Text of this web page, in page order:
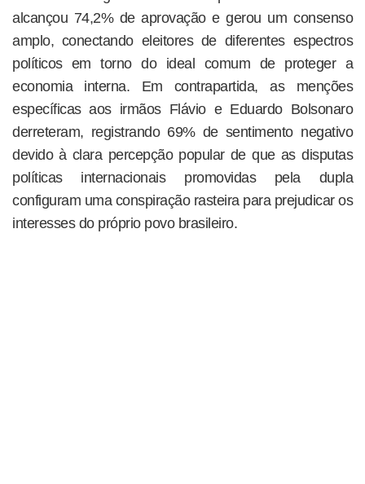
alcançou 74,2% de aprovação e gerou um consenso
amplo, conectando eleitores de diferentes espectros
políticos em torno do ideal comum de proteger a
economia interna. Em contrapartida, as menções
específicas aos irmãos Flávio e Eduardo Bolsonaro
derreteram, registrando 69% de sentimento negativo
devido à clara percepção popular de que as disputas
políticas internacionais promovidas pela dupla
configuram uma conspiração rasteira para prejudicar os
interesses do próprio povo brasileiro.